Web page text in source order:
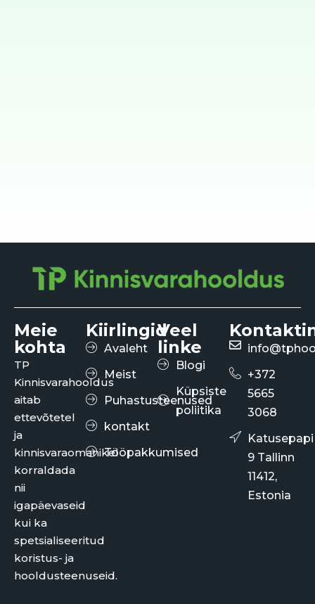
Meie
kohta
TP
Kinnisvarahooldus
aitab
ettevõtetel
ja
kinnisvaraomanikel
korraldada
nii
igapäevaseid
kui ka
spetsialiseeritud
koristus- ja
hooldusteenuseid.
Kiirlingid
Avaleht
Meist
Puhastusteenused
kontakt
Tööpakkumised
Veel
linke
Blogi
Küpsiste
poliitika
+372
5665
3068
Katusepapi
9 Tallinn
11412,
Estonia